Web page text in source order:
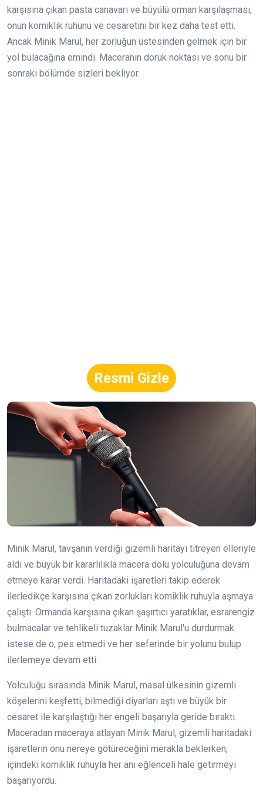
karşısına çıkan pasta canavarı ve büyülü orman karşılaşması,
onun komiklik ruhunu ve cesaretini bir kez daha test etti.
Ancak Minik Marul, her zorluğun üstesinden gelmek için bir
yol bulacağına emindi. Maceranın doruk noktası ve sonu bir
sonraki bölümde sizleri bekliyor.
Resmi Gizle
Minik Marul, tavşanın verdiği gizemli haritayı titreyen elleriyle
aldı ve büyük bir kararlılıkla macera dolu yolculuğuna devam
etmeye karar verdi. Haritadaki işaretleri takip ederek
ilerledikçe karşısına çıkan zorlukları komiklik ruhuyla aşmaya
çalıştı. Ormanda karşısına çıkan şaşırtıcı yaratıklar, esrarengiz
bulmacalar ve tehlikeli tuzaklar Minik Marul'u durdurmak
istese de o, pes etmedi ve her seferinde bir yolunu bulup
ilerlemeye devam etti.
Yolculuğu sırasında Minik Marul, masal ülkesinin gizemli
köşelerini keşfetti, bilmediği diyarları aştı ve büyük bir
cesaret ile karşılaştığı her engeli başarıyla geride bıraktı.
Maceradan maceraya atlayan Minik Marul, gizemli haritadaki
işaretlerin onu nereye götüreceğini merakla beklerken,
içindeki komiklik ruhuyla her anı eğlenceli hale getirmeyi
başarıyordu.